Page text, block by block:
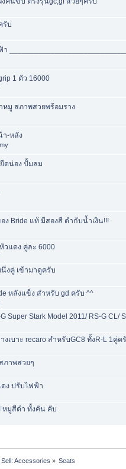
รับ
า
1 ตัว 16000
หมู สภาพสวยพร้อมราง
า-หลัง
ดน่อง ปั้มลม
ง Bride แท้ มีสองสี ดำกับน้ำเงิน!!!
วแดง คู่ละ 6000
งคู่ เข้ามาดูครับ
หลังแข็ง สำหรับ gd ครับ ^^
Super Stark Model 2011/ RS-G CL/
งเบาะ recaro สำหรับGC8 ทั้งR-L 1คู่ค
ภาพสวยๆ
ดง ปรับไฟฟ้า
หมูสีดำ ทั้งคัน คับ
Sell: Accessories » Seats